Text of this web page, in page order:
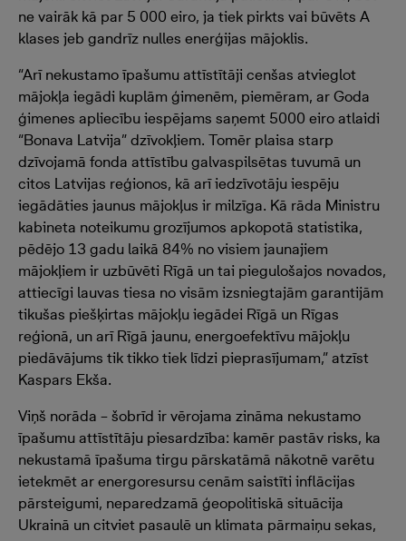
ne vairāk kā par 5 000 eiro, ja tiek pirkts vai būvēts A
klases jeb gandrīz nulles enerģijas mājoklis.
“Arī nekustamo īpašumu attīstītāji cenšas atvieglot
mājokļa iegādi kuplām ģimenēm, piemēram, ar Goda
ģimenes apliecību iespējams saņemt 5000 eiro atlaidi
“Bonava Latvija” dzīvokļiem. Tomēr plaisa starp
dzīvojamā fonda attīstību galvaspilsētas tuvumā un
citos Latvijas reģionos, kā arī iedzīvotāju iespēju
iegādāties jaunus mājokļus ir milzīga. Kā rāda Ministru
kabineta noteikumu grozījumos apkopotā statistika,
pēdējo 13 gadu laikā 84% no visiem jaunajiem
mājokļiem ir uzbūvēti Rīgā un tai piegulošajos novados,
attiecīgi lauvas tiesa no visām izsniegtajām garantijām
tikušas piešķirtas mājokļu iegādei Rīgā un Rīgas
reģionā, un arī Rīgā jaunu, energoefektīvu mājokļu
piedāvājums tik tikko tiek līdzi pieprasījumam,” atzīst
Kaspars Ekša.
Viņš norāda – šobrīd ir vērojama zināma nekustamo
īpašumu attīstītāju piesardzība: kamēr pastāv risks, ka
nekustamā īpašuma tirgu pārskatāmā nākotnē varētu
ietekmēt ar energoresursu cenām saistīti inflācijas
pārsteigumi, neparedzamā ģeopolitiskā situācija
Ukrainā un citviet pasaulē un klimata pārmaiņu sekas,